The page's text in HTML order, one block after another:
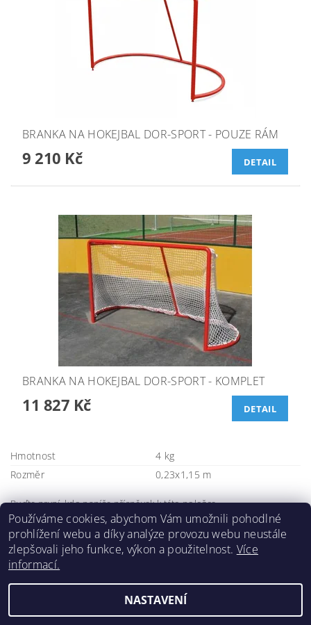
BRANKA NA HOKEJBAL DOR-SPORT - POUZE RÁM
9 210 Kč DETAIL
BRANKA NA HOKEJBAL DOR-SPORT - KOMPLET
11 827 Kč DETAIL
Hmotnost
4 kg
Rozměr
0,23x1,15 m
Buďte první, kdo napíše příspěvek k této položce.
Přidat komentář
2026 ©DORSHOP.cz, všechna práva vyhrazenaUpravit nastavení cookies
Používáme cookies, abychom Vám umožnili pohodlné
prohlížení webu a díky analýze provozu webu neustále
zlepšovali jeho funkce, výkon a použitelnost. Více
informací.
NASTAVENÍ